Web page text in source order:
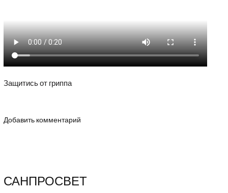
Защитись от гриппа
Добавить комментарий
САНПРОСВЕТ